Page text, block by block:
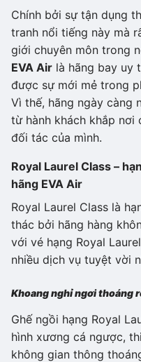
Chính bởi sự tận dụng
tranh nổi tiếng này mà
giới chuyên môn trong
EVA Air là hãng bay uy
được sự mới mẻ trong
Vì thế, hãng ngày càng
từ hành khách khắp nơi
đối tác của mình.
Royal Laurel Class –
hãng EVA Air
Royal Laurel Class là
thác bởi hãng hàng
với vé hạng Royal
nhiều dịch vụ tuyệt vời
Khoang nghỉ ngơi thoáng
Ghế ngồi hạng Royal
hình xương cá ngược,
không gian thông